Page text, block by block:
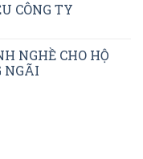
CÔNG TY
NGHỀ CHO HỘ
NGÃI